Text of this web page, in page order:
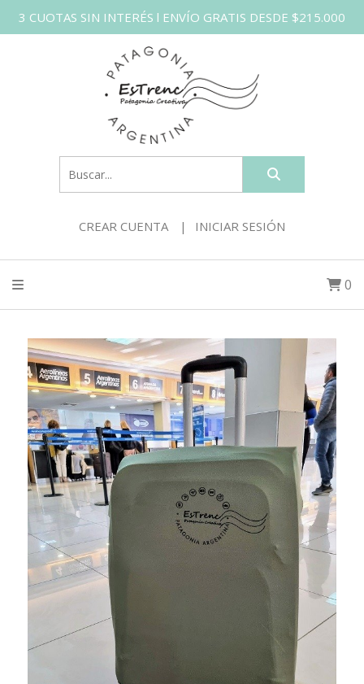
3 CUOTAS SIN INTERÉS l ENVÍO GRATIS DESDE $215.000
CREAR CUENTA INICIAR SESIÓN
0